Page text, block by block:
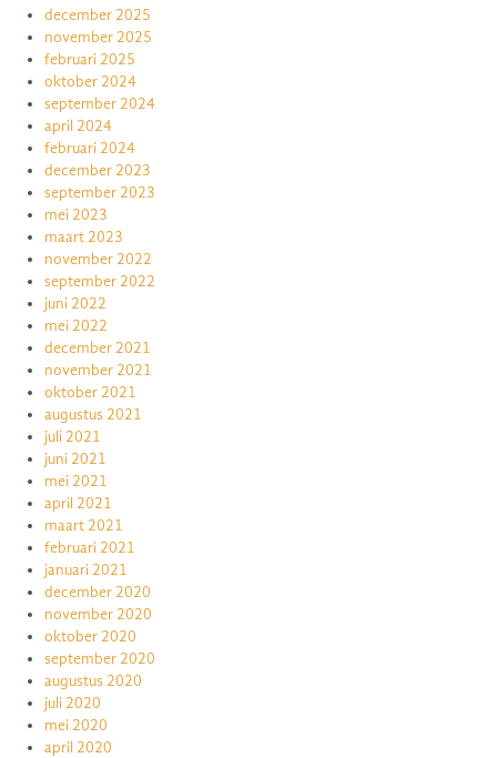
december 2025
november 2025
februari 2025
oktober 2024
september 2024
april 2024
februari 2024
december 2023
september 2023
mei 2023
maart 2023
november 2022
september 2022
juni 2022
mei 2022
december 2021
november 2021
oktober 2021
augustus 2021
juli 2021
juni 2021
mei 2021
april 2021
maart 2021
februari 2021
januari 2021
december 2020
november 2020
oktober 2020
september 2020
augustus 2020
juli 2020
mei 2020
april 2020